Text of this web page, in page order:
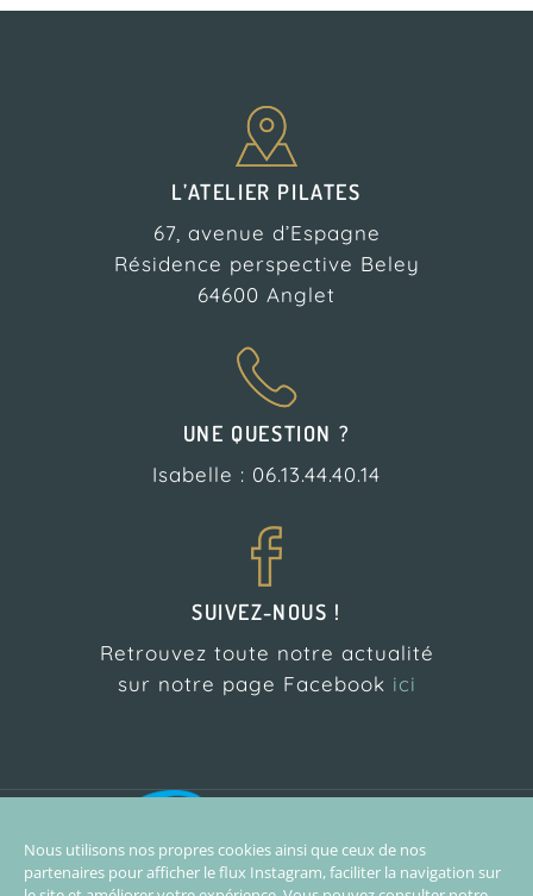
Nous utilisons nos propres cookies ainsi que ceux de nos
partenaires pour afficher le flux Instagram, faciliter la navigation sur
L’ATELIER PILATES
67, avenue d’Espagne
Résidence perspective Beley
64600 Anglet
UNE QUESTION ?
Isabelle : 06.13.44.40.14
SUIVEZ-NOUS !
Retrouvez toute notre actualité
sur notre page Facebook ici
surf Biarritz Surf Training